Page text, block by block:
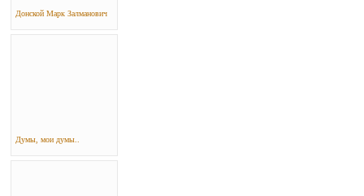
Донской Марк Залманович
Думы, мои думы..